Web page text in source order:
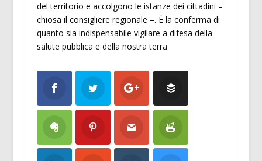
del territorio e accolgono le istanze dei cittadini –
chiosa il consigliere regionale –. È la conferma di
quanto sia indispensabile vigilare a difesa della
salute pubblica e della nostra terra